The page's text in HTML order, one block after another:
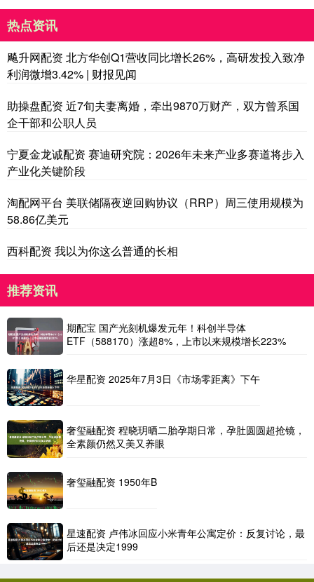
热点资讯
飚升网配资 北方华创Q1营收同比增长26%，高研发投入致净
利润微增3.42% | 财报见闻
助操盘配资 近7旬夫妻离婚，牵出9870万财产，双方曾系国
企干部和公职人员
宁夏金龙诚配资 赛迪研究院：2026年未来产业多赛道将步入
产业化关键阶段
淘配网平台 美联储隔夜逆回购协议（RRP）周三使用规模为
58.86亿美元
西科配资 我以为你这么普通的长相
推荐资讯
期配宝 国产光刻机爆发元年！科创半导体
ETF（588170）涨超8%，上市以来规模增长223%
华星配资 2025年7月3日《市场零距离》下午
奢玺融配资 程晓玥晒二胎孕期日常，孕肚圆圆超抢镜，
全素颜仍然又美又养眼
奢玺融配资 1950年B
星速配资 卢伟冰回应小米青年公寓定价：反复讨论，最
后还是决定1999